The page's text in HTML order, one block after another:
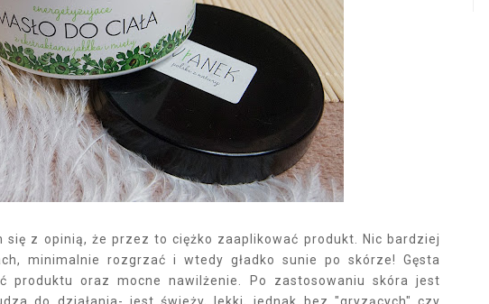
się z opinią, że przez to ciężko zaaplikować produkt. Nic bardziej
minimalnie rozgrzać i wtedy gładko sunie po skórze! Gęsta
produktu oraz mocne nawilżenie. Po zastosowaniu skóra jest
do działania- jest świeży, lekki, jednak bez "gryzących" czy